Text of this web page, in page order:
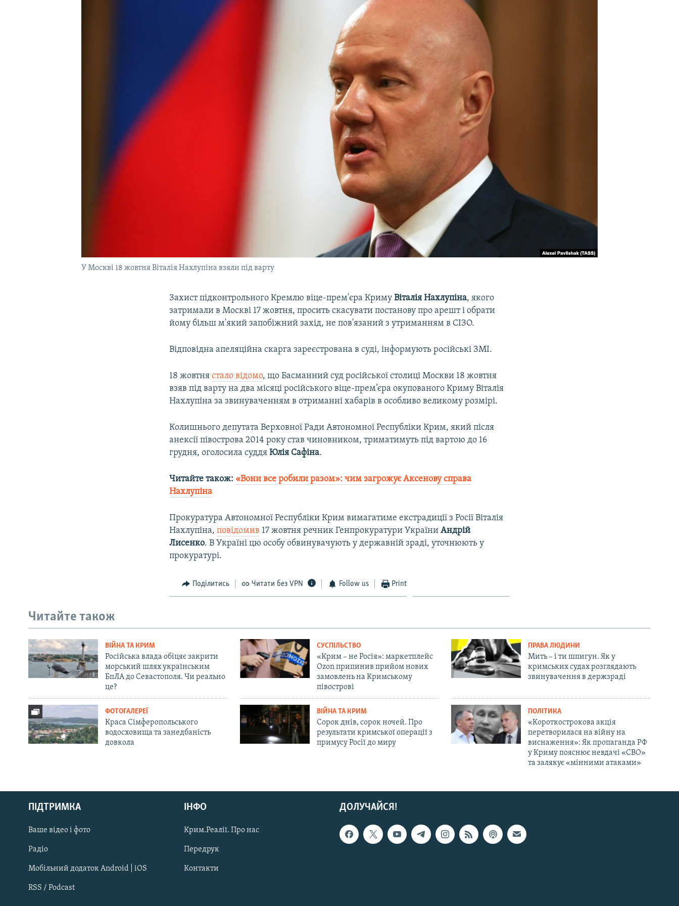
Русский
Qırımtatar
ДОЛУЧАЙСЯ!
У Москві 18 жовтня Віталія Нахлупіна взяли під варту
Захист підконтрольного Кремлю віце-прем'єра КримуВіталія Нахлупіна, якого
затримали в Москві 17 жовтня, просить скасувати постанову про арешт і обрати
йому більш м'який запобіжний захід, не пов'язаний з утриманням в СІЗО.
Відповідна апеляційна скарга зареєстрована в суді, інформують російські ЗМІ.
18 жовтнястало відомо, що Басманний суд російської столиці Москви 18 жовтня
взяв під варту на два місяці російського віце-прем’єра окупованого Криму Віталія
Нахлупіна за звинуваченням в отриманні хабарів в особливо великому розмірі.
Колишнього депутата Верховної Ради Автономної Республіки Крим, який після
анексії півострова 2014 року став чиновником, триматимуть під вартою до 16
грудня, оголосила суддя Юлія Сафіна.
Читайте також: «Вони все робили разом»: чим загрожує Аксенову справа
Нахлупіна​
Прокуратура Автономної Республіки Крим вимагатиме екстрадиції з Росії Віталія
Нахлупіна,повідомив 17 жовтня речник Генпрокуратури УкраїниАндрій
Лисенко. В Україні цю особу обвинувачують у державній зраді, уточнюють у
прокуратурі.
Поділитись Читати без VPN Follow us Print
Читайте також
ВІЙНА ТА КРИМ
Російська влада обіцяє закрити
морський шлях українським
БпЛА до Севастополя. Чи реально
це?
СУСПІЛЬСТВО
«Крим – не Росія»: маркетплейс
Ozon припинив прийом нових
замовлень на Кримському
півострові
ПРАВА ЛЮДИНИ
Мить – і ти шпигун. Як у
кримських судах розглядають
звинувачення в держзраді
ФОТОГАЛЕРЕЇ
Краса Сімферопольського
водосховища та занедбаність
довкола
ВІЙНА ТА КРИМ
Сорок днів, сорок ночей. Про
результати кримської операції з
примусу Росії до миру
ПОЛІТИКА
«Короткострокова акція
перетворилася на війну на
виснаження»: Як пропаганда РФ
у Криму пояснює невдачі «СВО»
та залякує «мінними атаками»
ДОЛУЧАЙСЯ!
ПІДТРИМКА
Ваше відео і фото
Радіо
Мобільний додаток Android | iOS
RSS / Podcast
ІНФО
Крим.Реалії. Про нас
Передрук
Контакти